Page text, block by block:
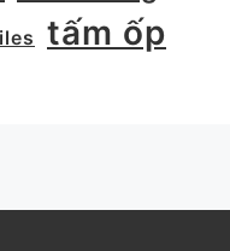
tấm ốp